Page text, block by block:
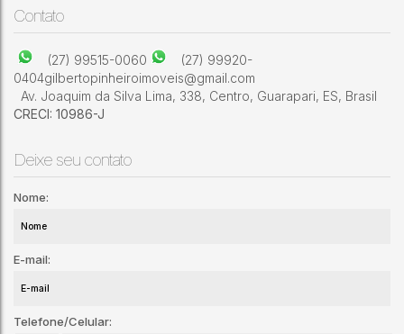
Contato
(27) 99515-0060
(27) 99920-
0404gilbertopinheiroimoveis@gmail.com
Av. Joaquim da Silva Lima, 338, Centro, Guarapari, ES, Brasil
CRECI: 10986-J
Deixe seu contato
Nome:
E-mail:
Telefone/Celular: